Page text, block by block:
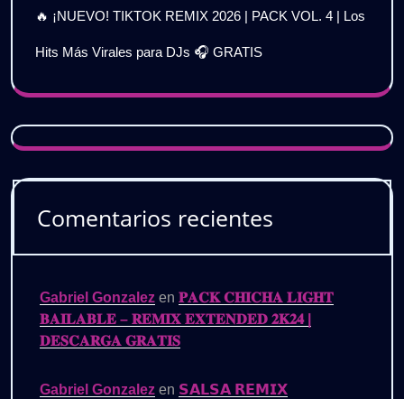
🔥 ¡NUEVO! TIKTOK REMIX 2026 | PACK VOL. 4 | Los
Hits Más Virales para DJs 🎧 GRATIS
Comentarios recientes
Gabriel Gonzalez en 𝐏𝐀𝐂𝐊 𝐂𝐇𝐈𝐂𝐇𝐀 𝐋𝐈𝐆𝐇𝐓
𝐁𝐀𝐈𝐋𝐀𝐁𝐋𝐄 – 𝐑𝐄𝐌𝐈𝐗 𝐄𝐗𝐓𝐄𝐍𝐃𝐄𝐃 𝟐𝐊𝟐𝟒 |
𝐃𝐄𝐒𝐂𝐀𝐑𝐆𝐀 𝐆𝐑𝐀𝐓𝐈𝐒
Gabriel Gonzalez en 𝗦𝗔𝗟𝗦𝗔 𝗥𝗘𝗠𝗜𝗫